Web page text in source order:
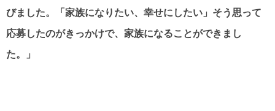
びました。「家族になりたい、幸せにしたい」そう思って
応募したのがきっかけで、家族になることができまし
た。」